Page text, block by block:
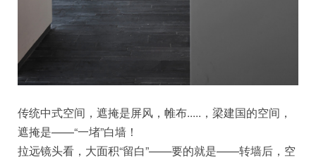
传统中式空间，遮掩是屏风，帷布.....，梁建国的空间，
遮掩是——“一堵”白墙！
拉远镜头看，大面积“留白”——要的就是——转墙后，空